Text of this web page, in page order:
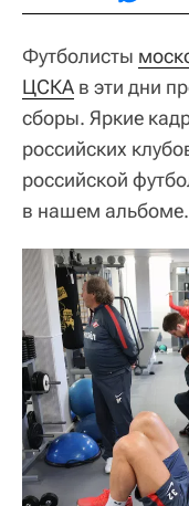
Футболисты
ЦСКА в эти дни
сборы. Яркие
российских
российской
в нашем альбоме.